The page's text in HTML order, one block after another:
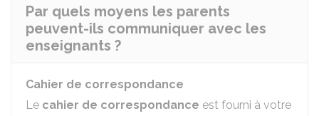
Par quels moyens les parents
peuvent-ils communiquer avec les
enseignants ?
Cahier de correspondance
Le cahier de correspondance est fourni à votre